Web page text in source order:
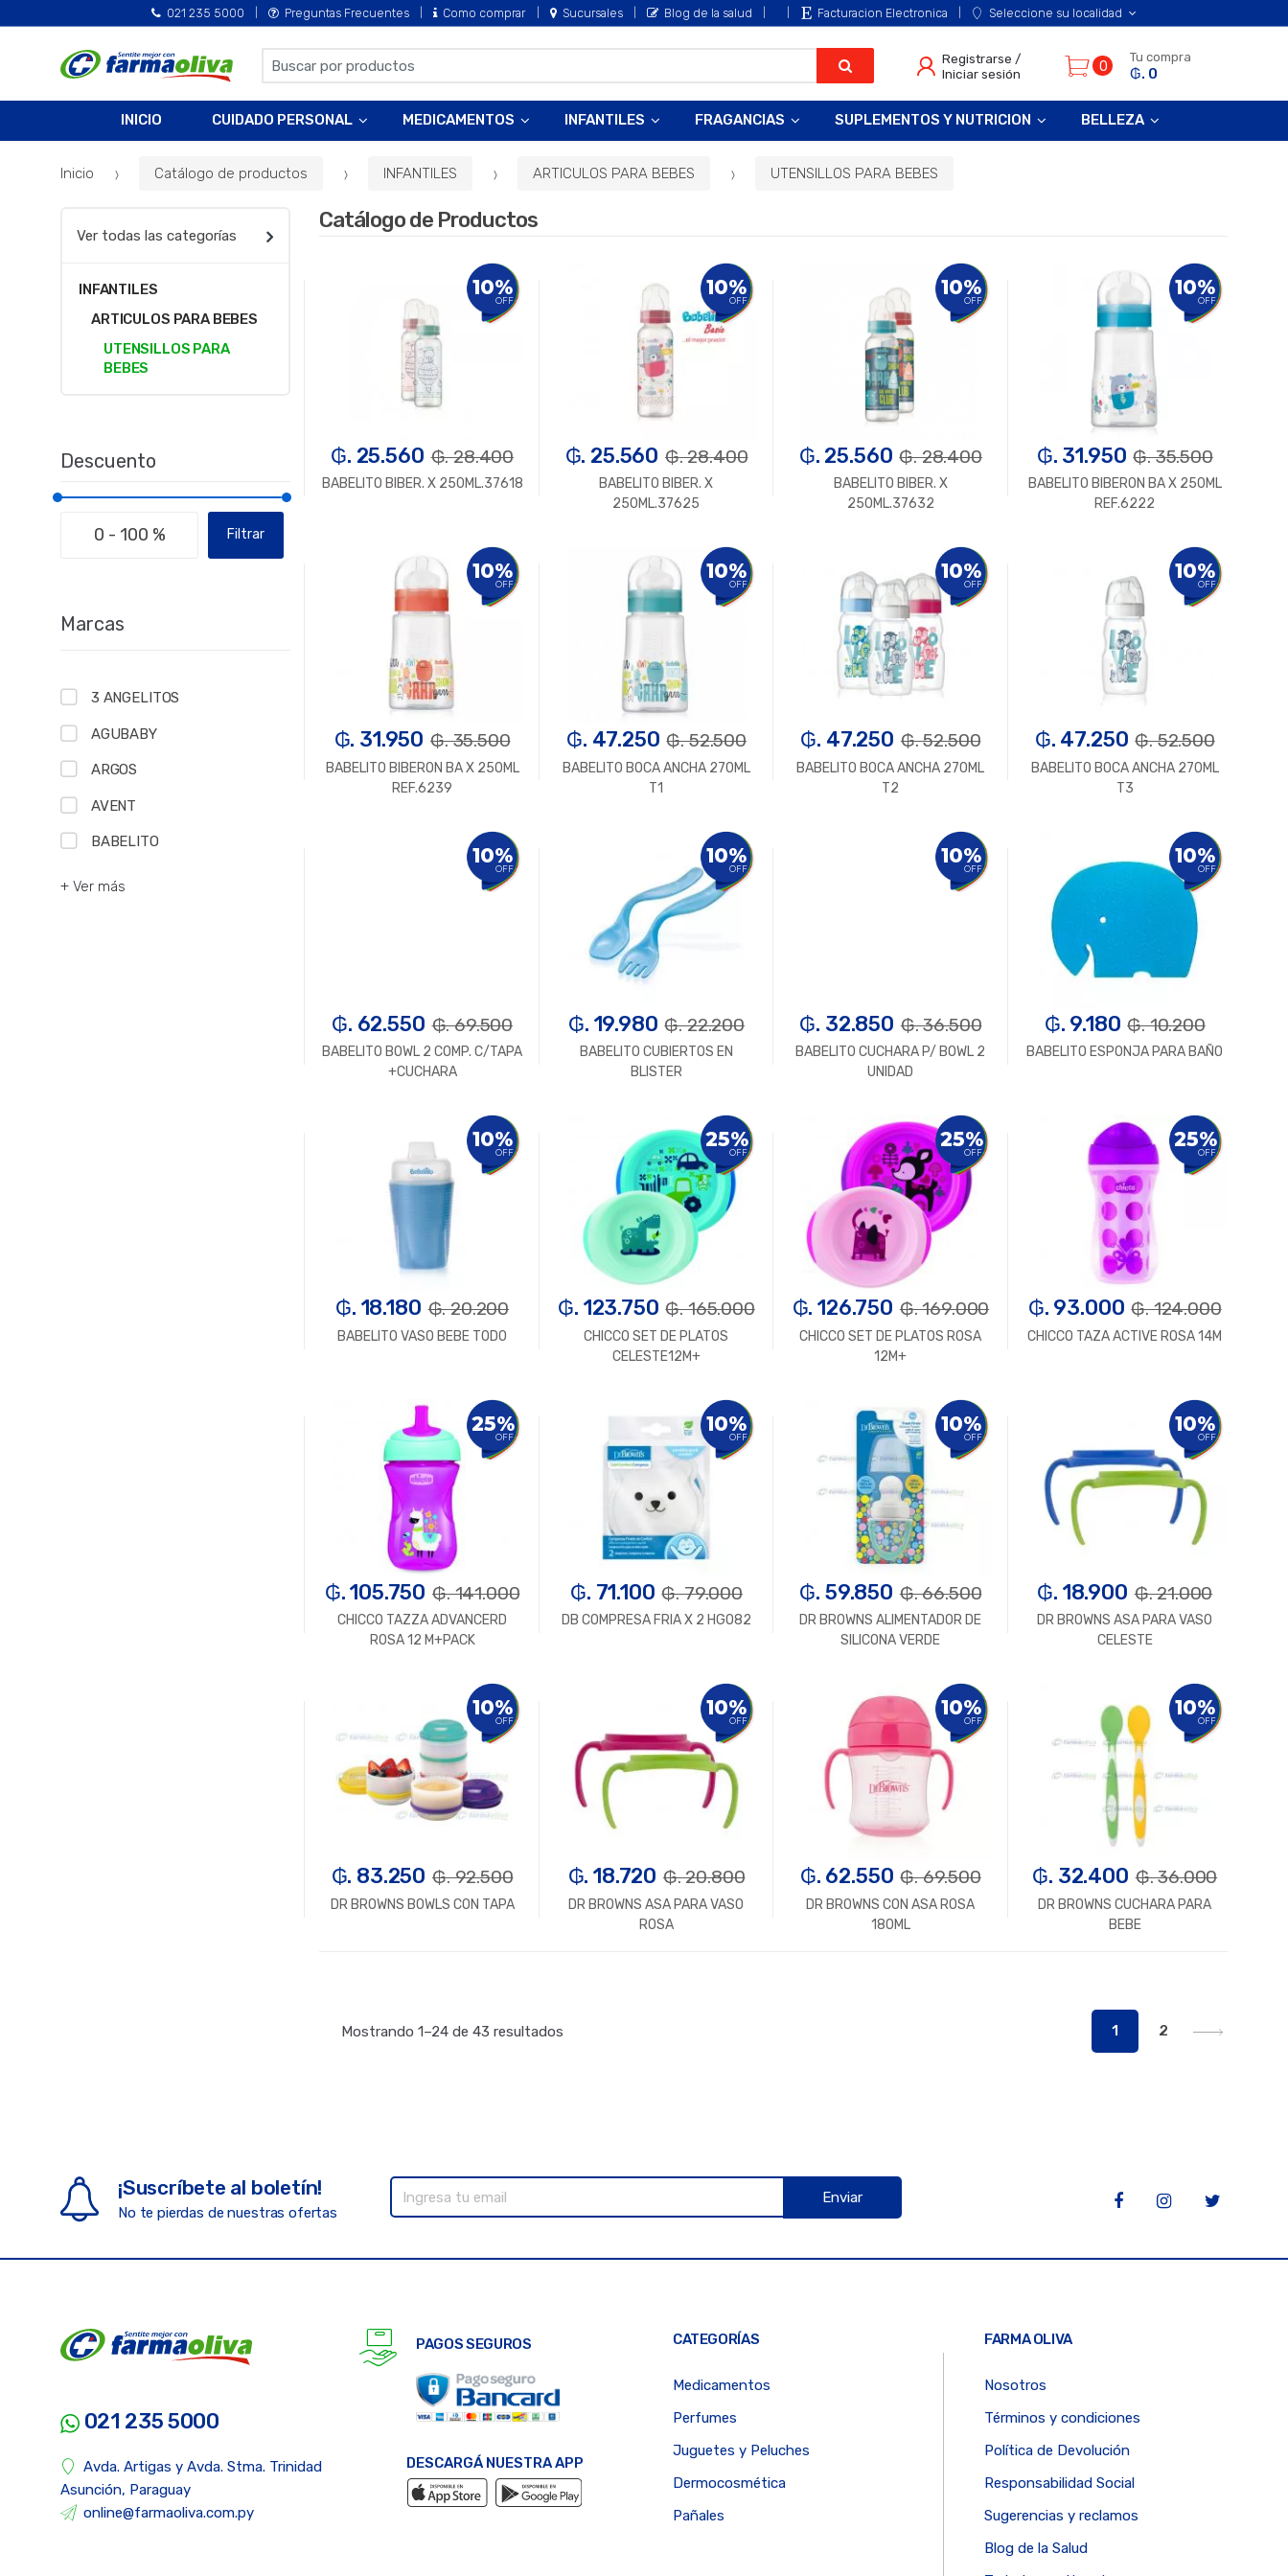
021 235 5000 Preguntas Frecuentes Como comprar Sucursales Blog de la salud Facturacion Electronica Seleccione su localidad
u
s
c
r
r
Registrarse /
Iniciar sesión
0
Tu compra
₲. 0
INICIO CUIDADO PERSONAL MEDICAMENTOS INFANTILES FRAGANCIAS SUPLEMENTOS Y NUTRICION BELLEZA
Inicio Catálogo de productos INFANTILES ARTICULOS PARA BEBES UTENSILLOS PARA BEBES
Catálogo de Productos
10%
OFF
₲. 25.560 ₲. 28.400
BABELITO BIBER. X 250ML.37618
Un.
10%
OFF
₲. 25.560 ₲. 28.400
BABELITO BIBER. X
250ML.37625
Un.
10%
OFF
₲. 25.560 ₲. 28.400
BABELITO BIBER. X
250ML.37632
10%
OFF
₲. 31.950 ₲. 35.500
BABELITO BIBERON BA X 250ML
REF.6222
10%
OFF
₲. 31.950 ₲. 35.500
BABELITO BIBERON BA X 250ML
REF.6239
10%
OFF
₲. 47.250 ₲. 52.500
BABELITO BOCA ANCHA 270ML
T1
10%
OFF
₲. 47.250 ₲. 52.500
BABELITO BOCA ANCHA 270ML
T2
10%
OFF
₲. 47.250 ₲. 52.500
BABELITO BOCA ANCHA 270ML
T3
10%
OFF
₲. 62.550 ₲. 69.500
BABELITO BOWL 2 COMP. C/TAPA
+CUCHARA
10%
OFF
₲. 19.980 ₲. 22.200
BABELITO CUBIERTOS EN
BLISTER
Un.
10%
OFF
₲. 32.850 ₲. 36.500
BABELITO CUCHARA P/ BOWL 2
UNIDAD
Un.
10%
OFF
₲. 9.180 ₲. 10.200
BABELITO ESPONJA PARA BAÑO
Un.
10%
OFF
₲. 18.180 ₲. 20.200
BABELITO VASO BEBE TODO
Un.
25%
OFF
₲. 123.750 ₲. 165.000
CHICCO SET DE PLATOS
CELESTE12M+
25%
OFF
₲. 126.750 ₲. 169.000
CHICCO SET DE PLATOS ROSA
12M+
Un.
25%
OFF
₲. 93.000 ₲. 124.000
CHICCO TAZA ACTIVE ROSA 14M
25%
OFF
₲. 105.750 ₲. 141.000
CHICCO TAZZA ADVANCERD
ROSA 12 M+PACK
10%
OFF
₲. 71.100 ₲. 79.000
DB COMPRESA FRIA X 2 HGO82
10%
OFF
₲. 59.850 ₲. 66.500
DR BROWNS ALIMENTADOR DE
SILICONA VERDE
Un.
10%
OFF
₲. 18.900 ₲. 21.000
DR BROWNS ASA PARA VASO
CELESTE
10%
OFF
₲. 83.250 ₲. 92.500
DR BROWNS BOWLS CON TAPA
10%
OFF
₲. 18.720 ₲. 20.800
DR BROWNS ASA PARA VASO
ROSA
10%
OFF
₲. 62.550 ₲. 69.500
DR BROWNS CON ASA ROSA
180ML
10%
OFF
₲. 32.400 ₲. 36.000
DR BROWNS CUCHARA PARA
BEBE
Mostrando 1–24 de 43 resultados 1 2
Ver todas las categorías
INFANTILES
ARTICULOS PARA BEBES
UTENSILLOS PARA
BEBES
Descuento
Filtrar
Marcas
3 ANGELITOS
AGUBABY
ARGOS
AVENT
BABELITO
+ Ver más
¡Suscríbete al boletín!
No te pierdas de nuestras ofertas
Enviar
021 235 5000
Avda. Artigas y Avda. Stma. Trinidad
Asunción, Paraguay
online@farmaoliva.com.py
PAGOS SEGUROS
DESCARGÁ NUESTRA APP
CATEGORÍAS
Medicamentos
Perfumes
Juguetes y Peluches
Dermocosmética
Pañales
FARMA OLIVA
Nosotros
Términos y condiciones
Política de Devolución
Responsabilidad Social
Sugerencias y reclamos
Blog de la Salud